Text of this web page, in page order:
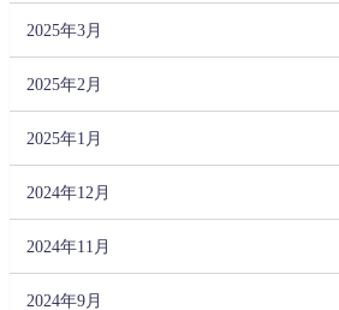
2025年3月
2025年2月
2025年1月
2024年12月
2024年11月
2024年9月